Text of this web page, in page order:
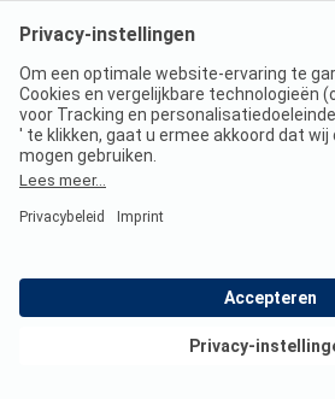
Nederland
Frankrijk
Italië
Kroatië
Oostenrijk
Vakantiebestemmingen